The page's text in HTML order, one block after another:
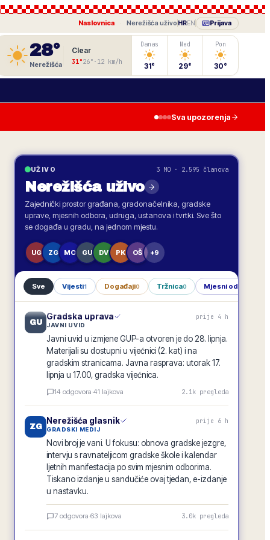
Naslovnica Nerežišća uživo HREN Prijava
28°
Nerežišća
Clear
31°26° · 12 km/h
Danas
31°
Ned
29°
Pon
30°
Sva upozorenja
UŽIVO 3 MO · 2.595 članova
Nerežišćauživo
Zajednički prostor građana, gradonačelnika, gradske
uprave, mjesnih odbora, udruga, ustanova i tvrtki. Sve što
se događa u gradu, na jednom mjestu.
UG ZG MO GU DV PK OŠ +9
Sve Vijesti1 Događaji0 Tržnica0 Mjesni odbori
GU
Gradska uprava prije 4 h
JAVNI UVID
Javni uvid u izmjene GUP-a otvoren je do 28. lipnja.
Materijali su dostupni u vijećnici (2. kat) i na
gradskim stranicama. Javna rasprava: utorak 17.
lipnja u 17.00, gradska vijećnica.
14 odgovora·41 lajkova 2.1k pregleda
ZG
Nerežišća glasnik prije 6 h
GRADSKI MEDIJ
Novi broj je vani. U fokusu: obnova gradske jezgre,
intervju s ravnateljicom gradske škole i kalendar
ljetnih manifestacija po svim mjesnim odborima.
Tiskano izdanje u sandučiće ovaj tjedan, e-izdanje
u nastavku.
E-GLASILO
Nerežišća glasnik · lipanj 2026.
7 odgovora·63 lajkova 3.0k pregleda